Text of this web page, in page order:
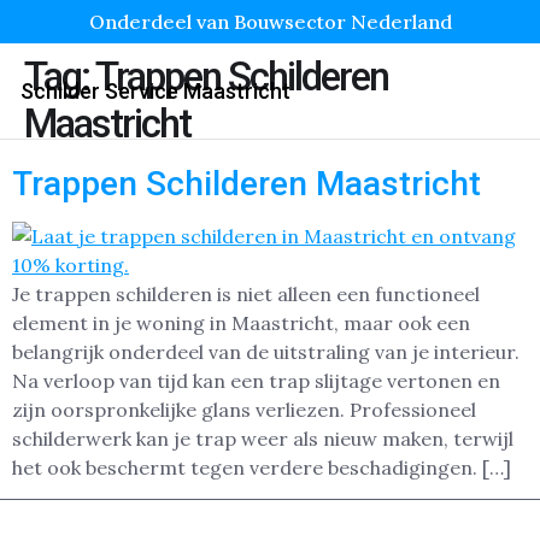
Onderdeel van Bouwsector Nederland
Schilder Service Maastricht
Tag:Trappen Schilderen
Maastricht
Trappen Schilderen Maastricht
Je trappen schilderen is niet alleen een functioneel
element in je woning in Maastricht, maar ook een
belangrijk onderdeel van de uitstraling van je interieur.
Na verloop van tijd kan een trap slijtage vertonen en
zijn oorspronkelijke glans verliezen. Professioneel
schilderwerk kan je trap weer als nieuw maken, terwijl
het ook beschermt tegen verdere beschadigingen. […]